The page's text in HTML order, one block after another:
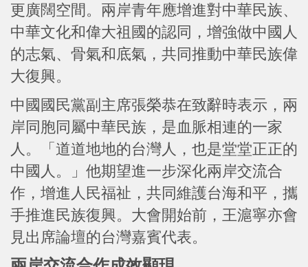
更廣闊空間。兩岸青年應增進對中華民族、
中華文化和偉大祖國的認同，增強做中國人
的志氣、骨氣和底氣，共同推動中華民族偉
大復興。
中國國民黨副主席張榮恭在致辭時表示，兩
岸同胞同屬中華民族，是血脈相連的一家
人。「道道地地的台灣人，也是堂堂正正的
中國人。」他期望進一步深化兩岸交流合
作，增進人民福祉，共同維護台海和平，攜
手推進民族復興。大會開始前，王滬寧亦會
見出席論壇的台灣嘉賓代表。